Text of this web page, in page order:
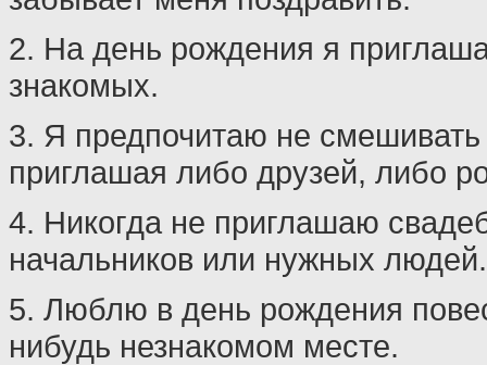
2. На день рождения я
знакомых.
3. Я предпочитаю не
приглашая либо друзей, либо
4. Никогда не приглашаю
начальников или нужных людей.
5. Люблю в день рождения
нибудь незнакомом месте.